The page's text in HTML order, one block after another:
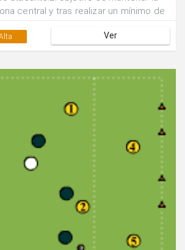
central y tras realizar un mínimo de
un tiro desde fuera del área por
centrocampistas.
Ver